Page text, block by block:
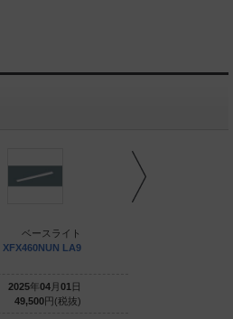
ベースライト
XFX460NUN LA9
2025年04 月 01 日
49,500円(税抜)